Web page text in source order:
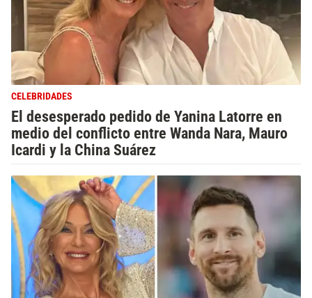
CELEBRIDADES
El desesperado pedido de Yanina Latorre en
medio del conflicto entre Wanda Nara, Mauro
Icardi y la China Suárez